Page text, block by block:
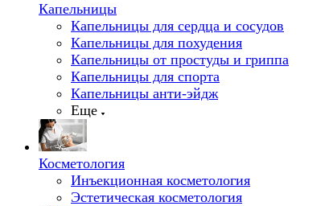
Капельницы
Капельницы для сердца и сосудов
Капельницы для похудения
Капельницы от простуды и гриппа
Капельницы для спорта
Капельницы анти-эйдж
Еще
Косметология
Инъекционная косметология
Эстетическая косметология